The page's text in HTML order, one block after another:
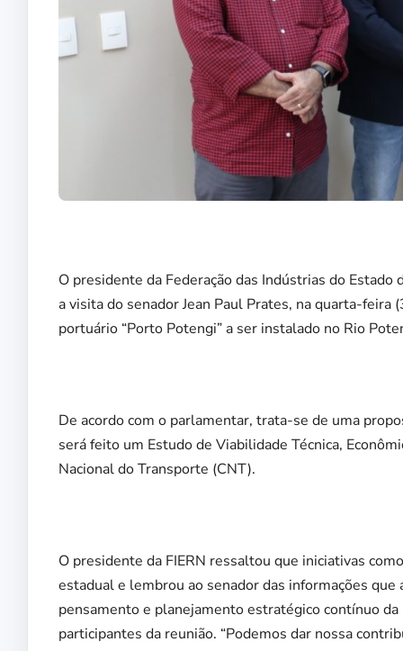
O presidente da Federação das Indústrias do
a visita do senador Jean Paul Prates, na quarta-
portuário “Porto Potengi” a ser instalado no Rio
De acordo com o parlamentar, trata-se de uma
será feito um Estudo de Viabilidade Técnica,
Nacional do Transporte (CNT).
O presidente da FIERN ressaltou que iniciativas
estadual e lembrou ao senador das informações
pensamento e planejamento estratégico contínuo
participantes da reunião. “Podemos dar nossa